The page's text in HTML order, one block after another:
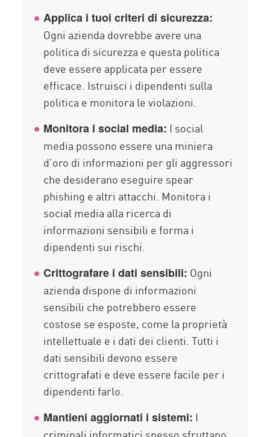
Applica i tuoi criteri di sicurezza:
Ogni azienda dovrebbe avere una
politica di sicurezza e questa politica
deve essere applicata per essere
efficace. Istruisci i dipendenti sulla
politica e monitora le violazioni.
Monitora i social media: I social
media possono essere una miniera
d’oro di informazioni per gli aggressori
che desiderano eseguire spear
phishing e altri attacchi. Monitora i
social media alla ricerca di
informazioni sensibili e forma i
dipendenti sui rischi.
Crittografare i dati sensibili: Ogni
azienda dispone di informazioni
sensibili che potrebbero essere
costose se esposte, come la proprietà
intellettuale e i dati dei clienti. Tutti i
dati sensibili devono essere
crittografati e deve essere facile per i
dipendenti farlo.
Mantieni aggiornati i sistemi: I